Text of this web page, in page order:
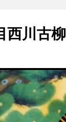
西川古柳